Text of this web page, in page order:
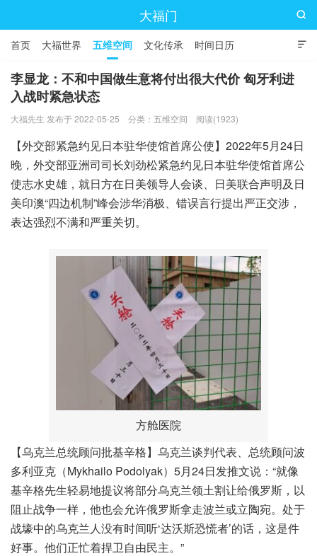
大福门

首页 大福世界 五维空间 文化传承 时间日历

李显龙：不和中国做生意将付出很大代价 匈牙利进
入战时紧急状态
大福先生 发布于 2022-05-25 分类： 五维空间 阅读(1923)
【外交部紧急约见日本驻华使馆首席公使】2022年5月24日
晚，外交部亚洲司司长刘劲松紧急约见日本驻华使馆首席公
使志水史雄，就日方在日美领导人会谈、日美联合声明及日
美印澳“四边机制”峰会涉华消极、错误言行提出严正交涉，
表达强烈不满和严重关切。
方舱医院
【乌克兰总统顾问批基辛格】乌克兰谈判代表、总统顾问波
多利亚克（Mykhailo Podolyak）5月24日发推文说：“就像
基辛格先生轻易地提议将部分乌克兰领土割让给俄罗斯，以
阻止战争一样，他也会允许俄罗斯拿走波兰或立陶宛。处于
战壕中的乌克兰人没有时间听‘达沃斯恐慌者’的话，这是件
好事。他们正忙着捍卫自由民主。”